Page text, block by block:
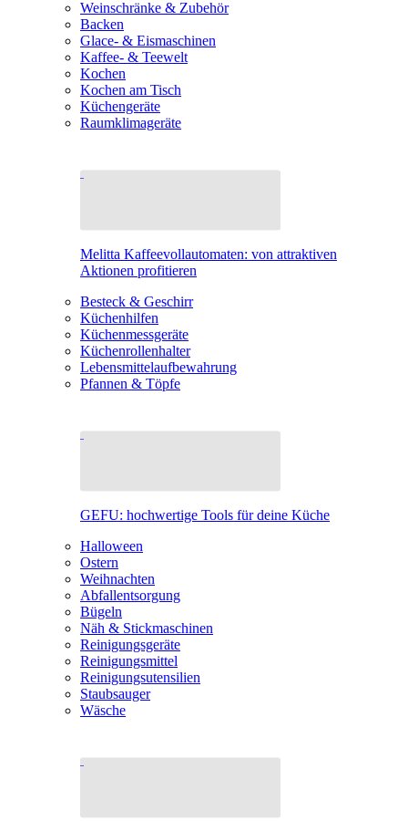
Weinschränke & Zubehör
Backen
Glace- & Eismaschinen
Kaffee- & Teewelt
Kochen
Kochen am Tisch
Küchengeräte
Raumklimageräte
Melitta Kaffeevollautomaten: von attraktiven
Aktionen profitieren
Besteck & Geschirr
Küchenhilfen
Küchenmessgeräte
Küchenrollenhalter
Lebensmittelaufbewahrung
Pfannen & Töpfe
GEFU: hochwertige Tools für deine Küche
Halloween
Ostern
Weihnachten
Abfallentsorgung
Bügeln
Näh & Stickmaschinen
Reinigungsgeräte
Reinigungsmittel
Reinigungsutensilien
Staubsauger
Wäsche